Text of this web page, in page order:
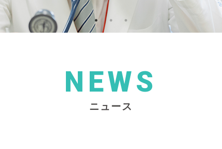
NEWS
ニュース